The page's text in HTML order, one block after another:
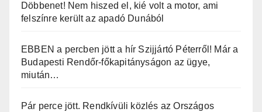
Döbbenet! Nem hiszed el, kié volt a motor, ami
felszínre került az apadó Dunából
EBBEN a percben jött a hír Szijjártó Péterről! Már a
Budapesti Rendőr-főkapitányságon az ügye,
miután…
Pár perce jött. Rendkívüli közlés az Országos